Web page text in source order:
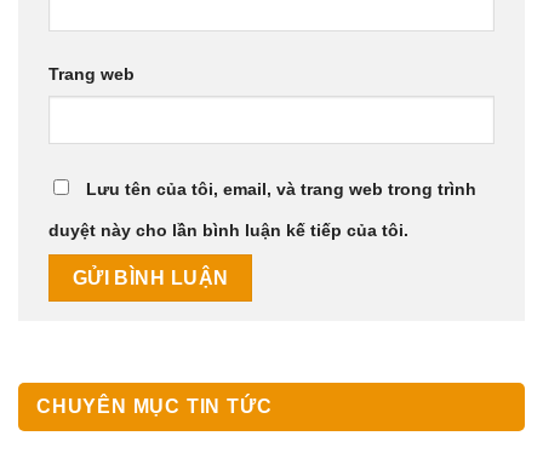
Trang web
Lưu tên của tôi, email, và trang web trong trình
duyệt này cho lần bình luận kế tiếp của tôi.
CHUYÊN MỤC TIN TỨC